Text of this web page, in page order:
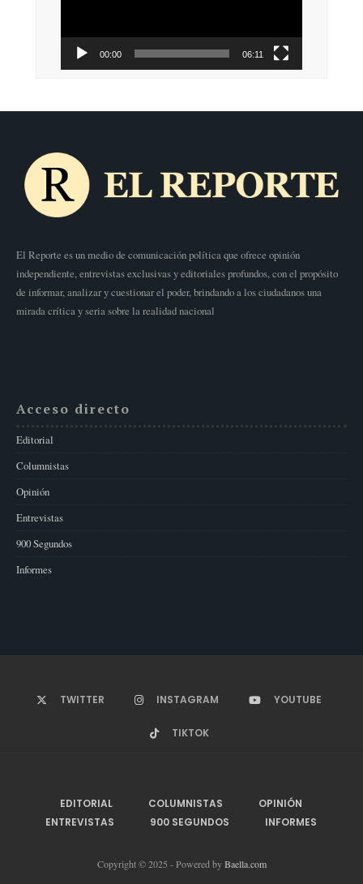
00:00 06:11
El Reporte es un medio de comunicación política que ofrece opinión
independiente, entrevistas exclusivas y editoriales profundos, con el propósito
de informar, analizar y cuestionar el poder, brindando a los ciudadanos una
mirada crítica y seria sobre la realidad nacional
Acceso directo
Editorial
Columnistas
Opinión
Entrevistas
900 Segundos
Informes
TWITTER INSTAGRAM YOUTUBE
TIKTOK
EDITORIAL COLUMNISTAS
OPINIÓN
ENTREVISTAS
900 SEGUNDOS INFORMES
Copyright © 2025 - Powered byBaella.com